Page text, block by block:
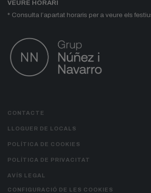
VEURE HORARI
* Consulta l’apartat horaris per a veure els
CONTACTE
LLOGUER DE LOCALS
POLÍTICA DE COOKIES
POLÍTICA DE PRIVACITAT
AVÍS LEGAL
CONFIGURACIÓ DE LES COOKIES